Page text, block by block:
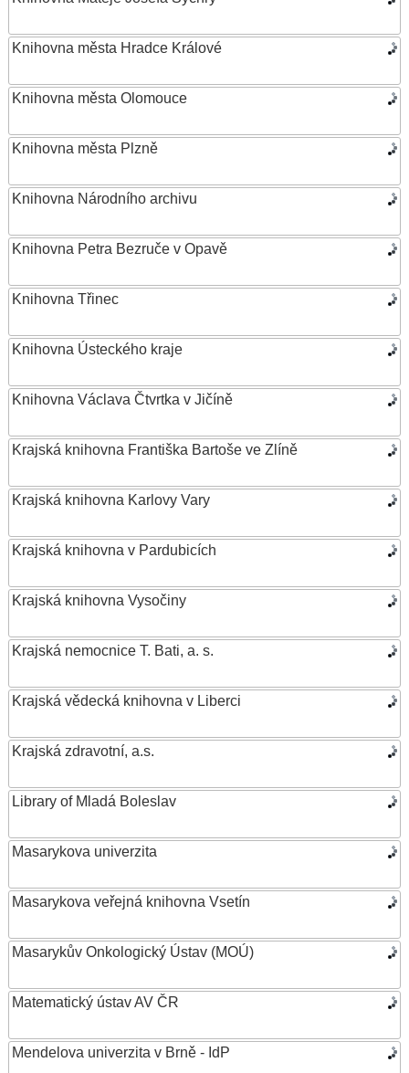
Knihovna města Hradce Králové
Knihovna města Olomouce
Knihovna města Plzně
Knihovna Národního archivu
Knihovna Petra Bezruče v Opavě
Knihovna Třinec
Knihovna Ústeckého kraje
Knihovna Václava Čtvrtka v Jičíně
Krajská knihovna Františka Bartoše ve Zlíně
Krajská knihovna Karlovy Vary
Krajská knihovna v Pardubicích
Krajská knihovna Vysočiny
Krajská nemocnice T. Bati, a. s.
Krajská vědecká knihovna v Liberci
Krajská zdravotní, a.s.
Library of Mladá Boleslav
Masarykova univerzita
Masarykova veřejná knihovna Vsetín
Masarykův Onkologický Ústav (MOÚ)
Matematický ústav AV ČR
Mendelova univerzita v Brně - IdP